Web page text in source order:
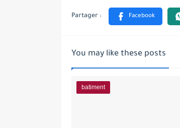
You may like these posts
batiment